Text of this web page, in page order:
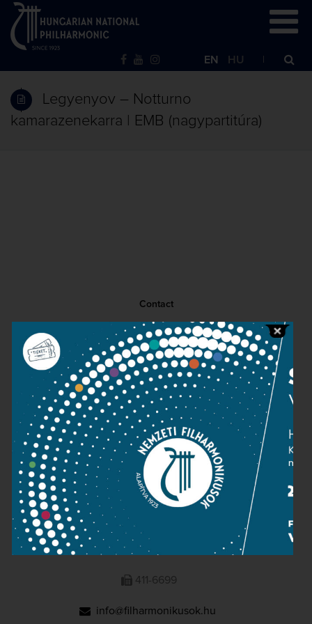
EN HU
Legyenyov – Notturno
kamarazenekarra | EMB (nagypartitúra)
Contact
Public information
Press room
Terms and privacy
Imprint
NATIONAL PHILHARMONIC
1095 Budapest, Komor Marcell u. 1. (Müpa)
411-6600
411-6699
info@filharmonikusok.hu